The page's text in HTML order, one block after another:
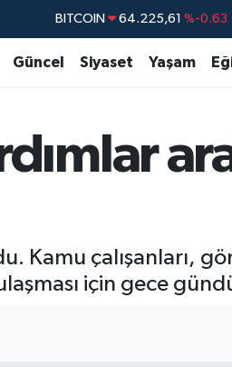
BITCOIN 64.225,61 %-0.63
GRAM ALTIN 6510.40 %0.45
Güncel Siyaset Yaşam
Kamu çalışanları,
için gece